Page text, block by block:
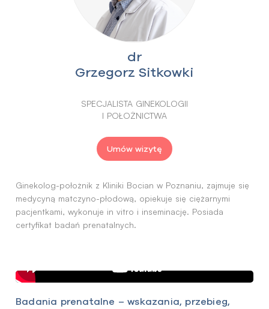
dr
Grzegorz Sitkowki
SPECJALISTA GINEKOLOGII
I POŁOŻNICTWA
Umów wizytę
Ginekolog-położnik z Kliniki Bocian w Poznaniu, zajmuje się
medycyną matczyno-płodową, opiekuje się ciężarnymi
pacjentkami, wykonuje in vitro i inseminację. Posiada
certyfikat badań prenatalnych.
Badania prenatalne – wskazania, przebieg,